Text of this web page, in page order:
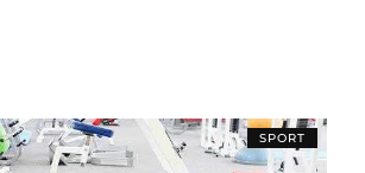
SPORT